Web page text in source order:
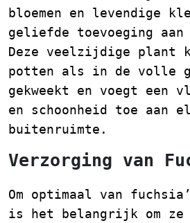
bloemen en levendige
geliefde toevoeging
Deze veelzijdige plant
potten als in de volle
gekweekt en voegt een
en schoonheid toe aan
buitenruimte.
Verzorging van
Om optimaal van
is het belangrijk om ze